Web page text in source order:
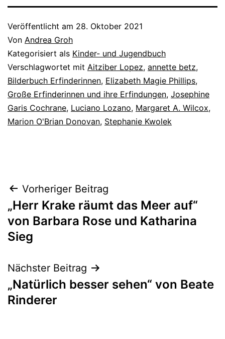
Veröffentlicht am 28. Oktober 2021
Von Andrea Groh
Kategorisiert als Kinder- und Jugendbuch
Verschlagwortet mit Aitziber Lopez, annette betz,
Bilderbuch Erfinderinnen, Elizabeth Magie Phillips,
Große Erfinderinnen und ihre Erfindungen, Josephine
Garis Cochrane, Luciano Lozano, Margaret A. Wilcox,
Marion O'Brian Donovan, Stephanie Kwolek
Beitragsnavigation
Vorheriger Beitrag
„Herr Krake räumt das Meer auf“
von Barbara Rose und Katharina
Sieg
Nächster Beitrag
„Natürlich besser sehen“ von Beate
Rinderer